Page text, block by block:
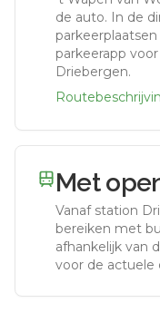
de auto. In de
parkeerapp
Driebergen.
Met
Vanaf station
bereiken met
afhankelijk van
voor de actuele